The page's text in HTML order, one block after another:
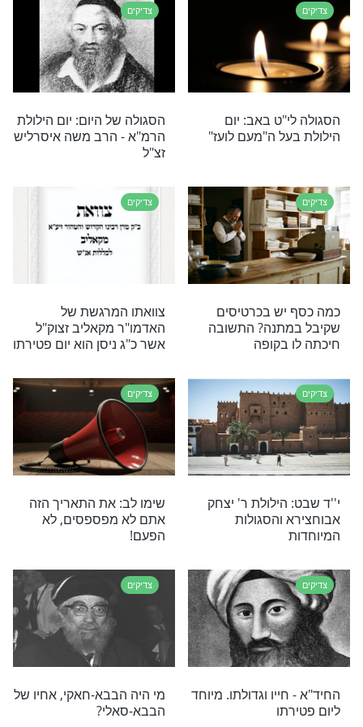
כהנמן היה ראש ישיבה פוניבז' בליטא לפני השואה
לאחריה
- כל מה שרצית
צדיקים
7 עובדות על הרב יוסף שלום
באב: יום
ה"מעם לועז"
צדיקים
הסגולה של היום: יום הילולת
הרמ"א - הרב משה איסרליש
צדיקים